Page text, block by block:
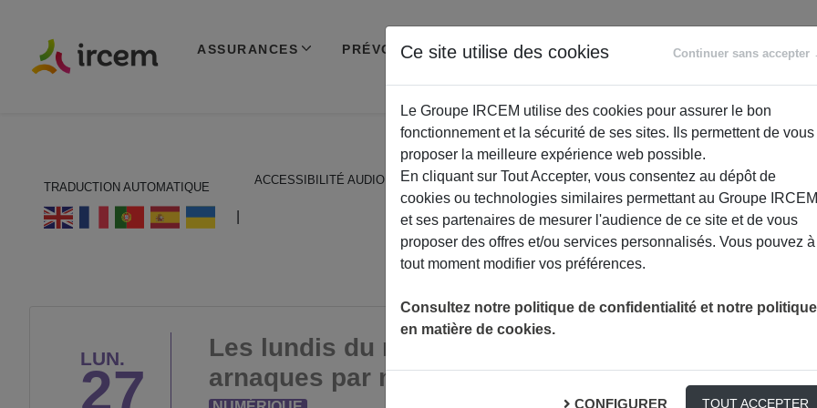
ASSURANCES PRÉVOYANCE RETRAITE
ACCOMPAGNEMENT
TRADUCTION AUTOMATIQUE
ACCESSIBILITÉ AUDIO
LUN.
27
Les lundis du numérique – Comment repérer et
arnaques par mail, SMS et téléphone ?
Ce site utilise des cookies Continuer sans accepter
Le Groupe IRCEM utilise des cookies pour assurer le bon
fonctionnement et la sécurité de ses sites. Ils permettent de vous
proposer la meilleure expérience web possible.
En cliquant sur Tout Accepter, vous consentez au dépôt de
cookies ou technologies similaires permettant au Groupe IRCEM
et ses partenaires de mesurer l'audience de ce site et de vous
proposer des offres et/ou services personnalisés. Vous pouvez à
tout moment modifier vos préférences.
Consultez notre politique de confidentialité et notre politique
en matière de cookies.
CONFIGURER TOUT ACCEPTER